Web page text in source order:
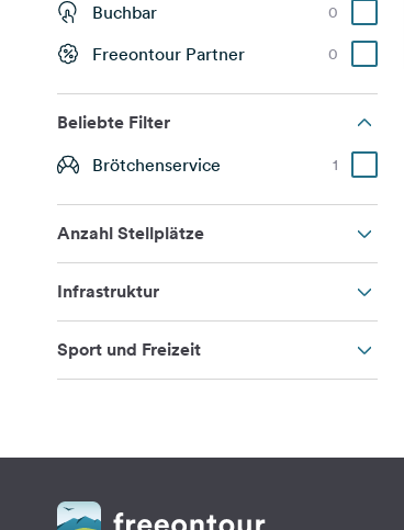
Buchbar 0
Freeontour Partner 0
Beliebte Filter
Brötchenservice 1
Anzahl Stellplätze
Infrastruktur
Sport und Freizeit